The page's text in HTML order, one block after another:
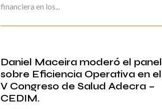
financiera en los...
Daniel Maceira moderó el panel
sobre Eficiencia Operativa en el
V Congreso de Salud Adecra –
CEDIM.